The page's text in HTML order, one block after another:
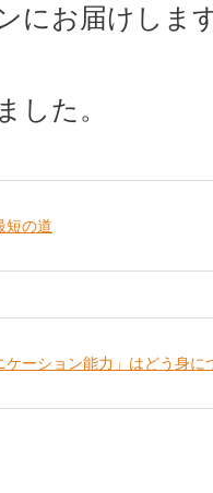
にお届けしま
した。
短の道
ーション能力」はどう身に